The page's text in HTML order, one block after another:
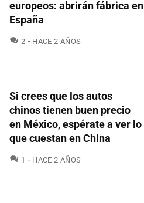
europeos: abrirán fábrica en
España
2 COMENTARIOS
HACE 2 AÑOS
Si crees que los autos
chinos tienen buen precio
en México, espérate a ver lo
que cuestan en China
1 COMENTARIOS
HACE 2 AÑOS